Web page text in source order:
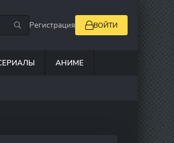
Регистрация ВОЙТИ
АНИМЕ